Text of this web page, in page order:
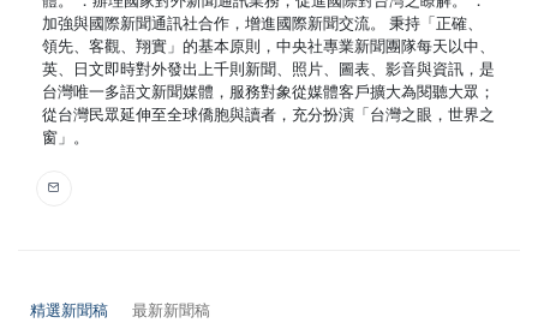
加強與國際新聞通訊社合作，增進國際新聞交流。 秉持「正確、
領先、客觀、翔實」的基本原則，中央社專業新聞團隊每天以中、
英、日文即時對外發出上千則新聞、照片、圖表、影音與資訊，是
台灣唯一多語文新聞媒體，服務對象從媒體客戶擴大為閱聽大眾；
從台灣民眾延伸至全球僑胞與讀者，充分扮演「台灣之眼，世界之
窗」。
精選新聞稿 最新新聞稿